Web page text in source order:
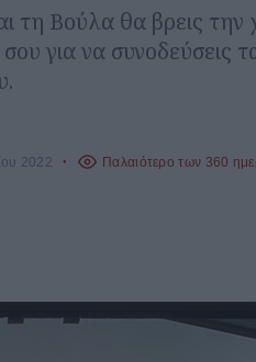
τη Βούλα θα βρεις την
για να συνοδεύσεις
2022 Παλαιότερο των 360